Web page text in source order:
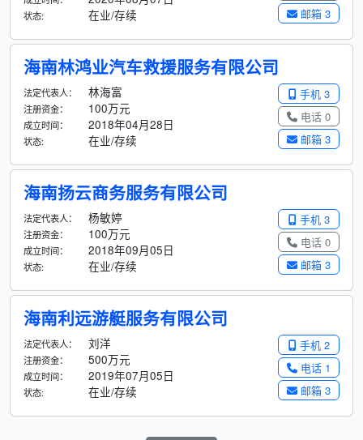
邮箱 3
状态: 在业/存续
海南林鸿业汽车救援服务有限公司
手机 3
电话 0
邮箱 3
法定代表人： 林海富
注册资金： 100万元
成立时间： 2018年04月28日
状态: 在业/存续
海南扬云商务服务有限公司
手机 3
电话 0
邮箱 3
法定代表人： 杨敏婷
注册资金： 100万元
成立时间： 2018年09月05日
状态: 在业/存续
海南利远游艇服务有限公司
手机 2
电话 1
邮箱 3
法定代表人： 刘洋
注册资金： 500万元
成立时间： 2019年07月05日
状态: 在业/存续